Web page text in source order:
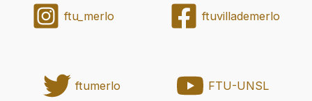
ftu_merlo ftuvillademerlo
ftumerlo FTU-UNSL